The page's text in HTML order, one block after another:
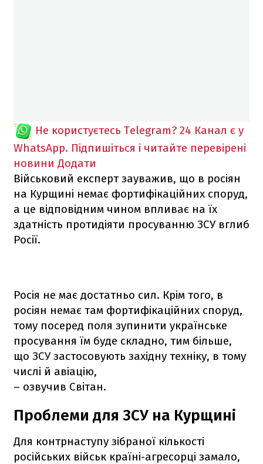
Не користуєтесь Telegram? 24 Канал є у
WhatsApp. Підпишіться і читайте перевірені
новини Додати
Військовий експерт зауважив, що в росіян
на Курщині немає фортифікаційних споруд,
а це відповідним чином впливає на їх
здатність протидіяти просуванню ЗСУ вглиб
Росії.
Росія не має достатньо сил. Крім того, в
росіян немає там фортифікаційних споруд,
тому посеред поля зупинити українське
просування їм буде складно, тим більше,
що ЗСУ застосовують західну техніку, в тому
числі й авіацію,
– озвучив Світан.
Проблеми для ЗСУ на Курщині
Для контрнаступу зібраної кількості
російських військ країні-агресорці замало,